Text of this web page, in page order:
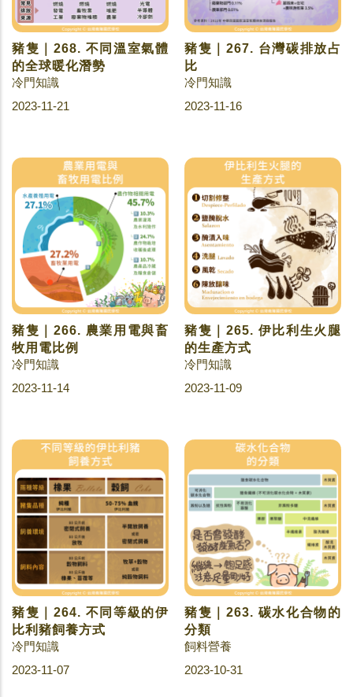
豬隻｜268. 不同溫室氣體
的全球暖化潛勢
冷門知識
2023-11-21
豬隻｜267. 台灣碳排放占
比
冷門知識
2023-11-16
豬隻｜266. 農業用電與畜
牧用電比例
冷門知識
2023-11-14
豬隻｜265. 伊比利生火腿
的生產方式
冷門知識
2023-11-09
豬隻｜264. 不同等級的伊
比利豬飼養方式
冷門知識
2023-11-07
豬隻｜263. 碳水化合物的
分類
飼料營養
2023-10-31